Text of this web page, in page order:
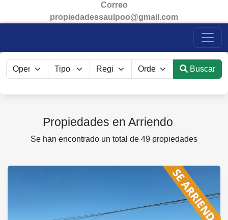
Correo
propiedadessaulpoo@gmail.com
Buscar
Propiedades en Arriendo
Se han encontrado un total de 49 propiedades